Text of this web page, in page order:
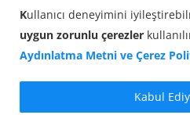
görüyor. Saat 09:00
yüzde 0,06 artış gösterdi.
Kullanıcı deneyimini
uygun zorunlu çerezler
Aydınlatma Metni ve Çerez
Kabul